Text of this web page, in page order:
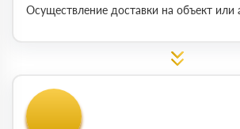
Осуществление доставки на объект или